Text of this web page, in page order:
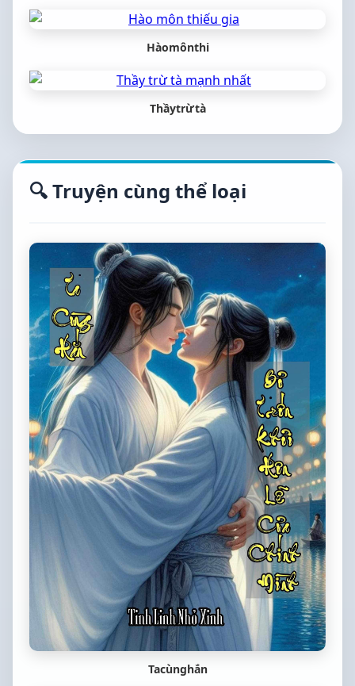
Hàomônthi
Thầytrừtà
🔍 Truyện cùng thể loại
Tacùnghắn